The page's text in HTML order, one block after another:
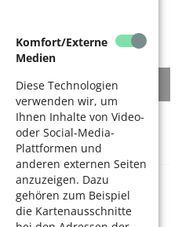
Komfort/Externe
Medien
Diese Technologien
verwenden wir, um
Ihnen Inhalte von Video-
oder Social-Media-
Plattformen und
anderen externen Seiten
anzuzeigen. Dazu
gehören zum Beispiel
die Kartenausschnitte